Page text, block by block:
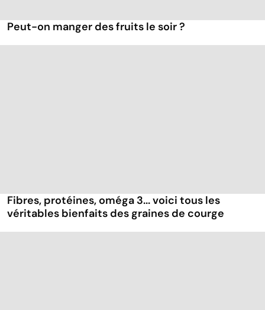
Peut-on manger des fruits le soir ?
Fibres, protéines, oméga 3... voici tous les
véritables bienfaits des graines de courge